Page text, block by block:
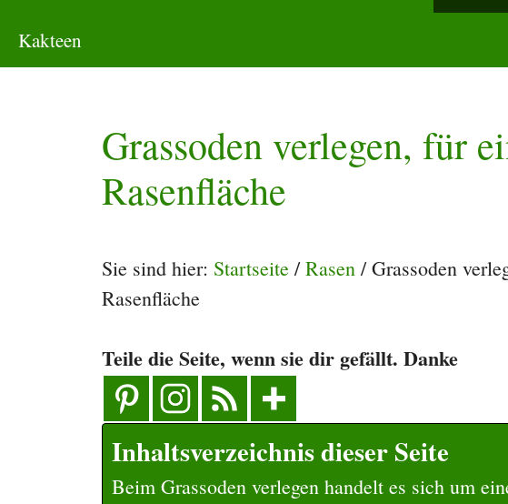
Kakteen
Grassoden verlegen, für
Rasenfläche
Sie sind hier: Startseite /Rasen /Grassoden
Rasenfläche
Teile die Seite, wenn sie dir gefällt. Danke
Inhaltsverzeichnis dieser Seite
Beim Grassoden verlegen handelt es sich um